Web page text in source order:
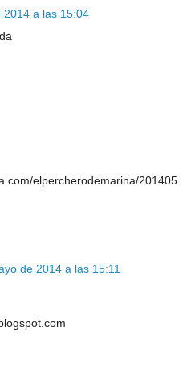
2014 a las 15:04
elpercherodemarina/201405
de 2014 a las 15:11